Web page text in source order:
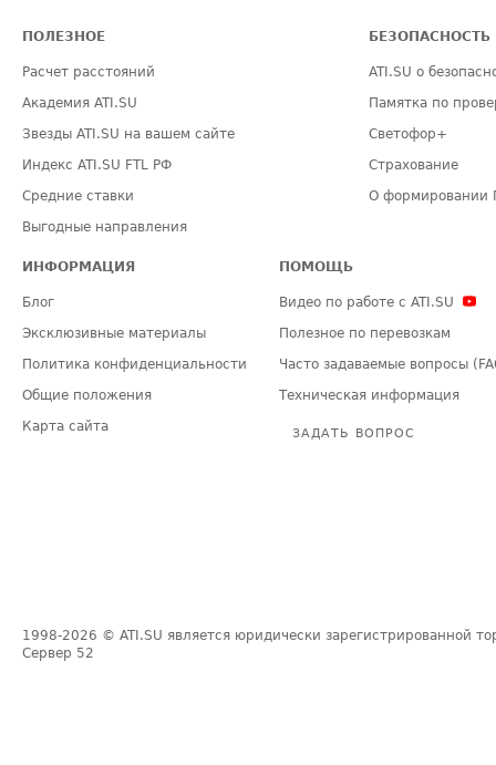
ПОЛЕЗНОЕ
Расчет расстояний
Академия ATI.SU
Звезды ATI.SU на вашем сайте
Индекс ATI.SU FTL РФ
Средние ставки
Выгодные направления
БЕЗОПАСНОСТЬ
ATI.SU о
Памятка по
Светофор+
Страхование
О формировании
ИНФОРМАЦИЯ
Блог
Эксклюзивные материалы
Политика конфиденциальности
Общие положения
Карта сайта
ПОМОЩЬ
Видео по работе с ATI.SU
Полезное по перевозкам
Часто задаваемые вопросы
Техническая информация
ЗАДАТЬ ВОПРОС
1998-2026 © ATI.SU является юридически зарегистрированной
Сервер 52